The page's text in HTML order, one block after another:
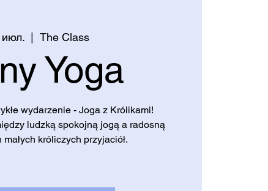
июл.
  |
The Class
Yoga
wydarzenie - Joga z Królikami!
ludzką spokojną jogą a radosną
króliczych przyjaciół.